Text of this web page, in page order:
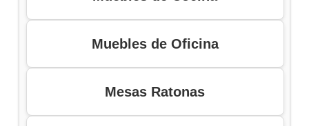
Muebles de Oficina
Mesas Ratonas